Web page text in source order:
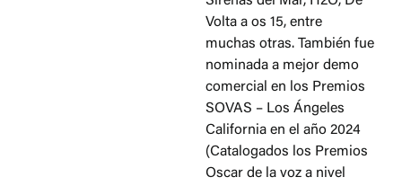
Volta a os 15, entre
muchas otras. También fue
nominada a mejor demo
comercial en los Premios
SOVAS – Los Ángeles
California en el año 2024
(Catalogados los Premios
Oscar de la voz a nivel